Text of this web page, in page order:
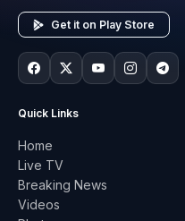
Get it on Play Store
Quick Links
Home
Live TV
Breaking News
Videos